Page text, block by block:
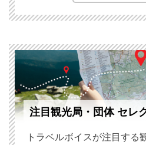
注目観光局・団体 セレ
トラベルボイスが注目する